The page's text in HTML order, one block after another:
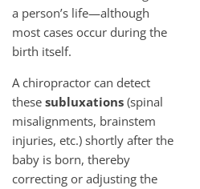
a person’s life—although
most cases occur during the
birth itself.
A chiropractor can detect
these subluxations (spinal
misalignments, brainstem
injuries, etc.) shortly after the
baby is born, thereby
correcting or adjusting the